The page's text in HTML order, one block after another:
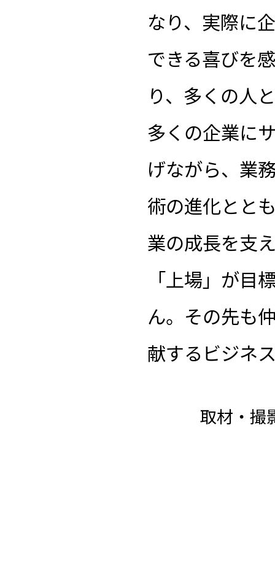
なり、実際に
できる喜びを
り、多くの人
多くの企業に
げながら、業
術の進化とと
業の成長を支
「上場」が目
ん。その先も
献するビジネ
取材・撮